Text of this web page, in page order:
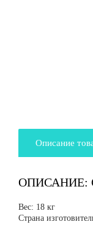
Описание
ОПИСАНИЕ:
Вес: 18 кг
Страна